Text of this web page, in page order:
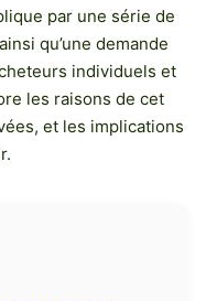
par une série de
qu’une demande
individuels et
les raisons de cet
et les implications